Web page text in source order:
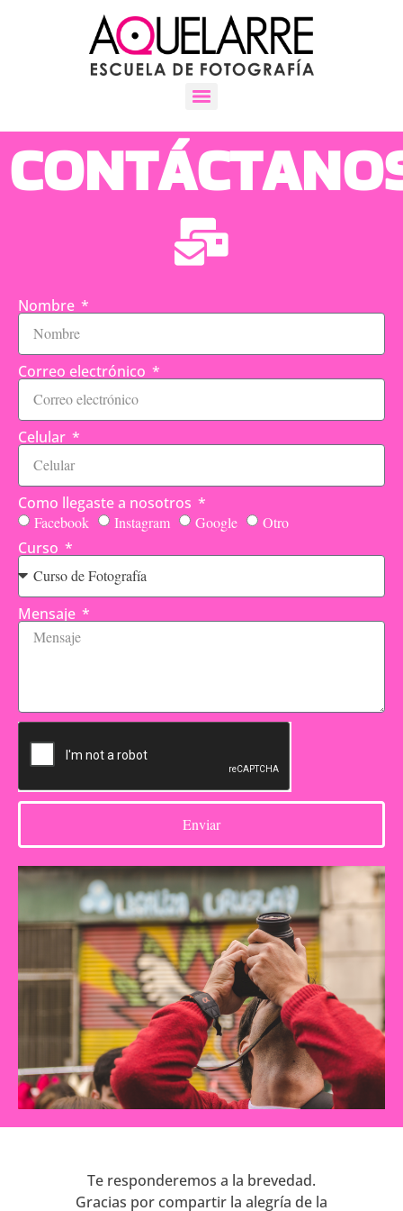
Nombre
Correo electrónico
Celular
Como llegaste a nosotros
Facebook Instagram Google Otro
Curso
Mensaje
Enviar
Te responderemos a la brevedad.
Gracias por compartir la alegría de la